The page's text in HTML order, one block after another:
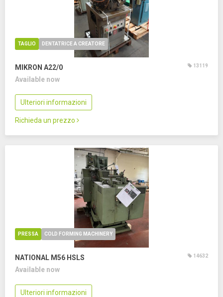
TAGLIO DENTATRICE A CREATORE
MIKRON A22/0 13119
Available now
Ulteriori informazioni
Richieda un prezzo
PRESSA COLD FORMING MACHINERY
NATIONAL M56 HSLS 14632
Available now
Ulteriori informazioni